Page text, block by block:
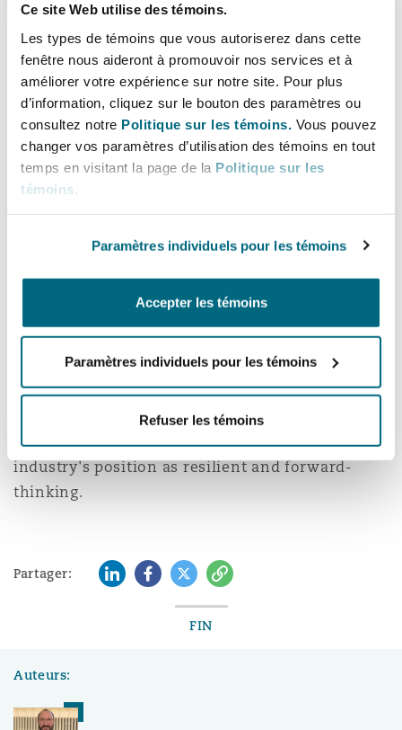
Ce site Web utilise des témoins.
Les types de témoins que vous autoriserez dans cette
fenêtre nous aideront à promouvoir nos services et à
améliorer votre expérience sur notre site. Pour plus
d’information, cliquez sur le bouton des paramètres ou
consultez notre Politique sur les témoins. Vous pouvez
changer vos paramètres d’utilisation des témoins en tout
temps en visitant la page de la Politique sur les
témoins
Paramètres individuels pour les témoins
Accepter les témoins
Paramètres individuels pour les témoins
Refuser les témoins
disruptions.
Geopolitical factors are increasingly influencing
the supply chain. The evolving trade
relationships between the US, Canada, and
China, for instance, could introduce new
challenges, as seen in the apprehension within
requires an approach of cautious optimism.
it continues its post-pandemic recovery, it must
remain vigilant to a shifting geopolitical
landscape and the resultant supply chain
disruptions. A balanced perspective will be
critical in navigating the upcoming year's
challenges and opportunities, solidifying the
industry's position as resilient and forward-
thinking.
Partager: LinkedInFacebook
TwitterCopy
FIN
Auteurs: